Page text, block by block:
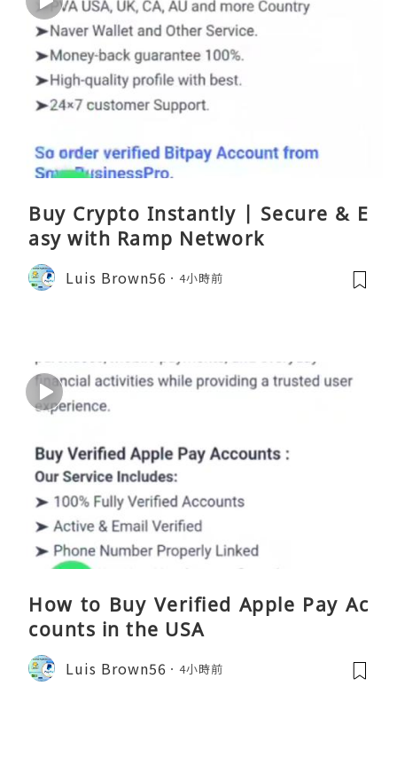
Buy Crypto Instantly | Secure & E
asy with Ramp Network
Luis Brown56 4小時前
How to Buy Verified Apple Pay Ac
counts in the USA
Luis Brown56 4小時前